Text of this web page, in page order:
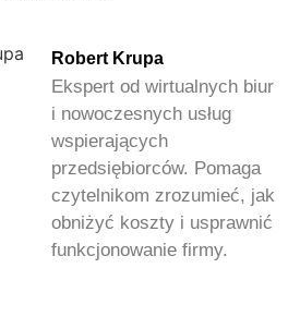
Robert Krupa
Ekspert od wirtualnych biur
i nowoczesnych usług
wspierających
przedsiębiorców. Pomaga
czytelnikom zrozumieć, jak
obniżyć koszty i usprawnić
funkcjonowanie firmy.